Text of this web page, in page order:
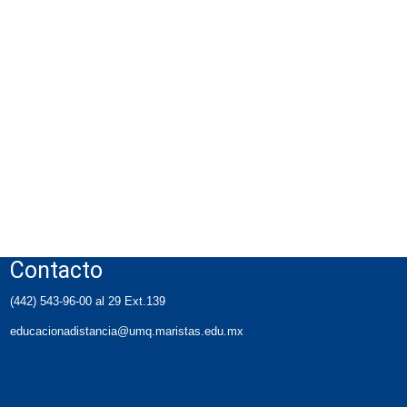
Contacto
(442) 543-96-00 al 29 Ext.139
educacionadistancia@umq.maristas.edu.mx